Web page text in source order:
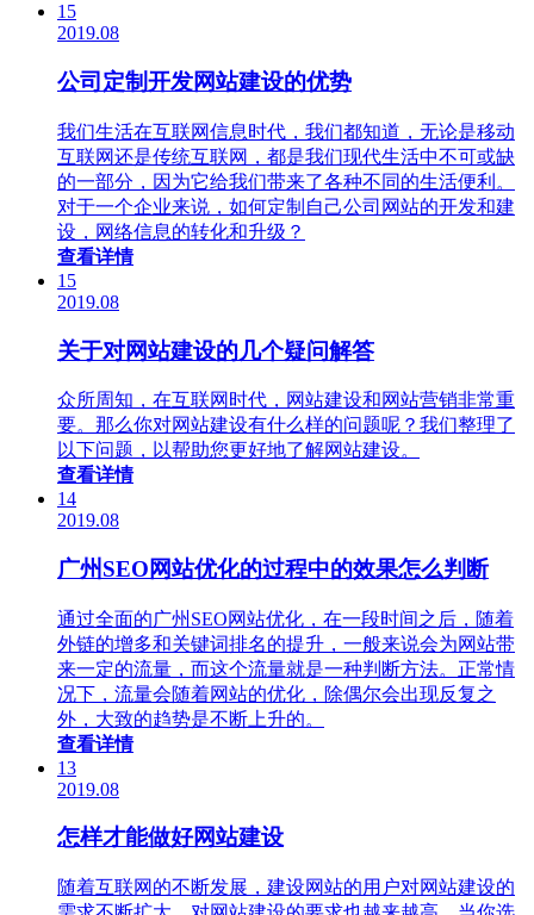
15
2019.08
公司定制开发网站建设的优势
我们生活在互联网信息时代，我们都知道，无论是移动
互联网还是传统互联网，都是我们现代生活中不可或缺
的一部分，因为它给我们带来了各种不同的生活便利。
对于一个企业来说，如何定制自己公司网站的开发和建
设，网络信息的转化和升级？
查看详情
15
2019.08
关于对网站建设的几个疑问解答
众所周知，在互联网时代，网站建设和网站营销非常重
要。那么你对网站建设有什么样的问题呢？我们整理了
以下问题，以帮助您更好地了解网站建设。
查看详情
14
2019.08
广州SEO网站优化的过程中的效果怎么判断
通过全面的广州SEO网站优化，在一段时间之后，随着
外链的增多和关键词排名的提升，一般来说会为网站带
来一定的流量，而这个流量就是一种判断方法。正常情
况下，流量会随着网站的优化，除偶尔会出现反复之
外，大致的趋势是不断上升的。
查看详情
13
2019.08
怎样才能做好网站建设
随着互联网的不断发展，建设网站的用户对网站建设的